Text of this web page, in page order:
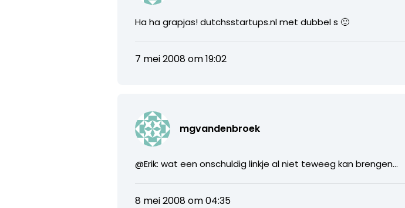
Ha ha grapjas! dutchsstartups.nl met dubbel s 🙂
7 mei 2008 om 19:02
mgvandenbroek
@Erik: wat een onschuldig linkje al niet teweeg kan brengen…
8 mei 2008 om 04:35